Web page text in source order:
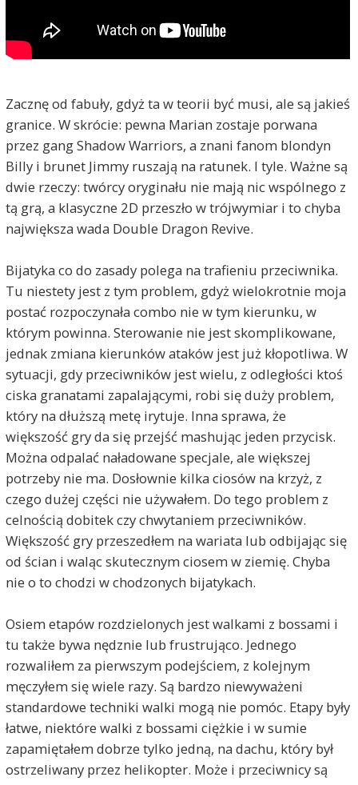
Zacznę od fabuły, gdyż ta w teorii być musi, ale są jakieś
granice. W skrócie: pewna Marian zostaje porwana
przez gang Shadow Warriors, a znani fanom blondyn
Billy i brunet Jimmy ruszają na ratunek. I tyle. Ważne są
dwie rzeczy: twórcy oryginału nie mają nic wspólnego z
tą grą, a klasyczne 2D przeszło w trójwymiar i to chyba
największa wada Double Dragon Revive.
Bijatyka co do zasady polega na trafieniu przeciwnika.
Tu niestety jest z tym problem, gdyż wielokrotnie moja
postać rozpoczynała combo nie w tym kierunku, w
którym powinna. Sterowanie nie jest skomplikowane,
jednak zmiana kierunków ataków jest już kłopotliwa. W
sytuacji, gdy przeciwników jest wielu, z odległości ktoś
ciska granatami zapalającymi, robi się duży problem,
który na dłuższą metę irytuje. Inna sprawa, że
większość gry da się przejść mashując jeden przycisk.
Można odpalać naładowane specjale, ale większej
potrzeby nie ma. Dosłownie kilka ciosów na krzyż, z
czego dużej części nie używałem. Do tego problem z
celnością dobitek czy chwytaniem przeciwników.
Większość gry przeszedłem na wariata lub odbijając się
od ścian i waląc skutecznym ciosem w ziemię. Chyba
nie o to chodzi w chodzonych bijatykach.
Osiem etapów rozdzielonych jest walkami z bossami i
tu także bywa nędznie lub frustrująco. Jednego
rozwaliłem za pierwszym podejściem, z kolejnym
męczyłem się wiele razy. Są bardzo niewyważeni
standardowe techniki walki mogą nie pomóc. Etapy były
łatwe, niektóre walki z bossami ciężkie i w sumie
zapamiętałem dobrze tylko jedną, na dachu, który był
ostrzeliwany przez helikopter. Może i przeciwnicy są